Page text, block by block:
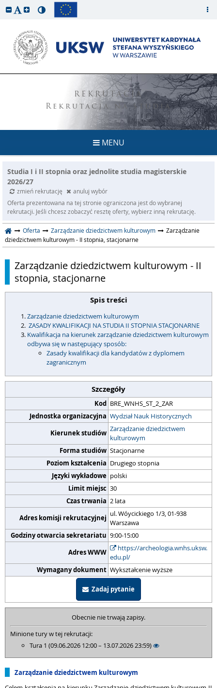
REKRUTACJA
Rekrutacja na studia
MENU
Studia I i II stopnia oraz jednolite studia magisterskie
2026/27
zmień rekrutację
anuluj wybór
Oferta prezentowana na tej stronie ograniczona jest do wybranej
rekrutacji. Jeśli chcesz zobaczyć resztę oferty, wybierz inną rekrutację.
Oferta Zarządzanie dziedzictwem kulturowym
Zarządzanie
dziedzictwem kulturowym - II stopnia, stacjonarne
Zarządzanie dziedzictwem kulturowym - II
stopnia, stacjonarne
Spis treści
Zarządzanie dziedzictwem kulturowym
ZASADY KWALIFIKACJI NA STUDIA II STOPNIA STACJONARNE
Kwalifikacja na kierunek zarządzanie dziedzictwem kulturowym
odbywa się w następujący sposób:
Zasady kwalifikacji dla kandydatów z dyplomem
zagranicznym
Szczegóły
Kod BRE_WNHS_ST_2_ZAR
Jednostka organizacyjna Wydział Nauk Historycznych
Kierunek studiów Zarządzanie dziedzictwem
kulturowym
Forma studiów Stacjonarne
Poziom kształcenia Drugiego stopnia
Języki wykładowe polski
Limit miejsc 30
Czas trwania 2 lata
Adres komisji rekrutacyjnej ul. Wóycickiego 1/3, 01-938
Warszawa
Godziny otwarcia sekretariatu 9:00-15:00
Adres WWW
https://archeologia.wnhs.uksw.
edu.pl/
Wymagany dokument Wykształcenie wyższe
Zadaj pytanie
Obecnie nie trwają zapisy.
Minione tury w tej rekrutacji:
Tura 1 (09.06.2026 12:00 – 13.07.2026 23:59)
Zarządzanie dziedzictwem kulturowym